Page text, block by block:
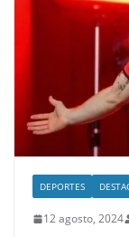
DEPORTES
12 agosto, 2024